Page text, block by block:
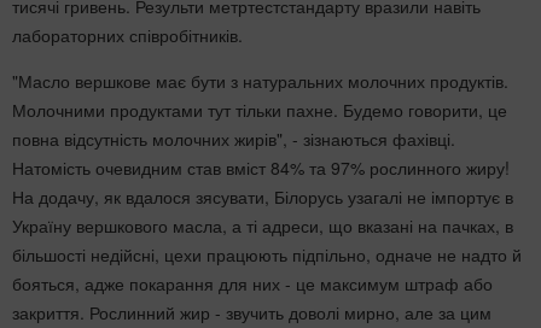
тисячі гривень. Результи метртестстандарту вразили навіть
лабораторних співробітників.
"Масло вершкове має бути з натуральних молочних продуктів.
Молочними продуктами тут тільки пахне. Будемо говорити, це
повна відсутність молочних жирів", - зізнаються фахівці.
Натомість очевидним став вміст 84% та 97% рослинного жиру!
На додачу, як вдалося зясувати, Білорусь узагалі не імпортує в
Україну вершкового масла, а ті адреси, що вказані на пачках, в
більшості недійсні, цехи працюють підпільно, одначе не надто й
бояться, адже покарання для них - це максимум штраф або
закриття. Рослинний жир - звучить доволі мирно, але за цим